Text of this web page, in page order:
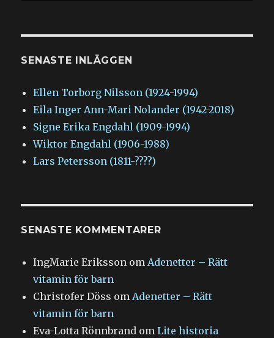
SENASTE INLÄGGEN
Ellen Torborg Nilsson (1924-1994)
Eila Inger Ann-Mari Nolander (1942-2018)
Signe Erika Engdahl (1909-1994)
Wiktor Engdahl (1906-1988)
Lars Petersson (1811-????)
SENASTE KOMMENTARER
IngMarie Eriksson omAdenetter – Rätt
vitamin för barn
Christofer Döss omAdenetter – Rätt
vitamin för barn
Eva-Lotta Rönnbrand omLite historia